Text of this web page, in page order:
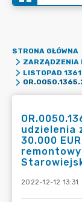
STRONA GŁÓWNA
ZARZĄDZENIA
LISTOPAD
udzielenia
30.000
2022-12-12 13:31